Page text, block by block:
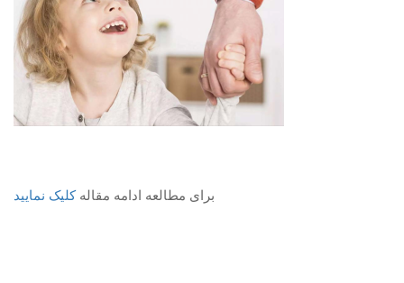
برای مطالعه ادامه مقالهکلیک نمایید